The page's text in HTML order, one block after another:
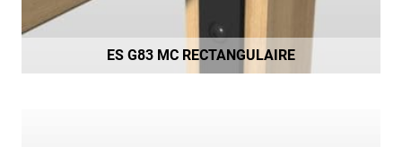
ES G83 MC RECTANGULAIRE